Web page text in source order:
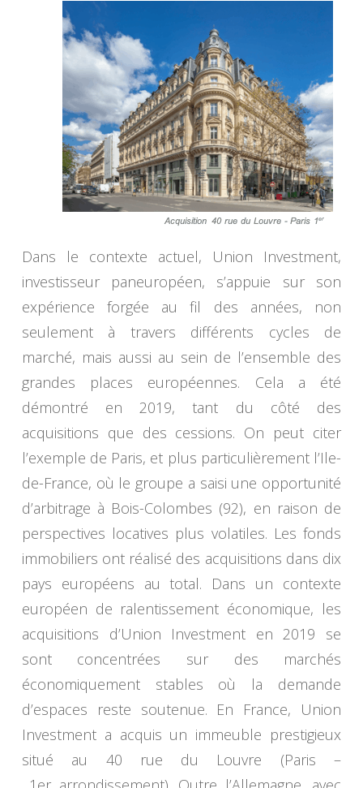
Dans le contexte actuel, Union Investment,
investisseur paneuropéen, s’appuie sur son
expérience forgée au fil des années, non
seulement à travers différents cycles de
marché, mais aussi au sein de l’ensemble des
grandes places européennes. Cela a été
démontré en 2019, tant du côté des
acquisitions que des cessions. On peut citer
l’exemple de Paris, et plus particulièrement l’Ile-
de-France, où le groupe a saisi une opportunité
d’arbitrage à Bois-Colombes (92), en raison de
perspectives locatives plus volatiles. Les fonds
immobiliers ont réalisé des acquisitions dans dix
pays européens au total. Dans un contexte
européen de ralentissement économique, les
acquisitions d’Union Investment en 2019 se
sont concentrées sur des marchés
économiquement stables où la demande
d’espaces reste soutenue. En France, Union
Investment a acquis un immeuble prestigieux
situé au 40 rue du Louvre (Paris –